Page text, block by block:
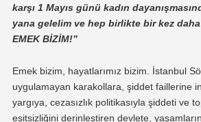
karşı 1 Mayıs günü kadın
yana gelelim ve hep birlikte bir kez
EMEK BİZİM!”
Emek bizim, hayatlarımız bizim. İstanbul
uygulamayan karakollara, şiddet faillerine
yargıya, cezasızlık politikasıyla şiddeti ve
eşitsizliğini derinleştiren devlete,